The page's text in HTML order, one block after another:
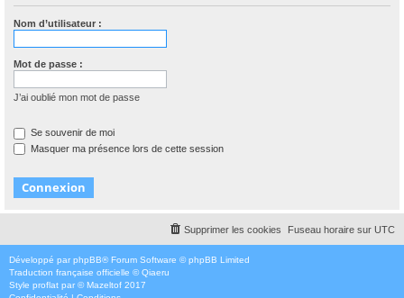
Nom d’utilisateur :
Mot de passe :
J’ai oublié mon mot de passe
Se souvenir de moi
Masquer ma présence lors de cette session
Fuseau horaire sur UTC
Supprimer les cookies
Développé par phpBB® Forum Software © phpBB Limited
Traduction française officielle ©Qiaeru
Style proflat par ©Mazeltof 2017